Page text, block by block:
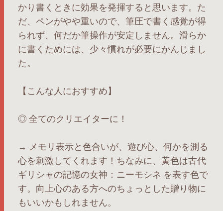
かり書くときに効果を発揮すると思います。た
だ、ペンがやや重いので、筆圧で書く感覚が得
られず、何だか筆操作が安定しません。滑らか
に書くためには、少々慣れが必要にかんじまし
た。
【こんな人におすすめ】
◎ 全てのクリエイターに！
→ メモリ表示と色合いが、遊び心、何かを測る
心を刺激してくれます！ちなみに、黄色は古代
ギリシャの記憶の女神：ニーモシネ を表す色で
す。向上心のある方へのちょっとした贈り物に
もいいかもしれません。